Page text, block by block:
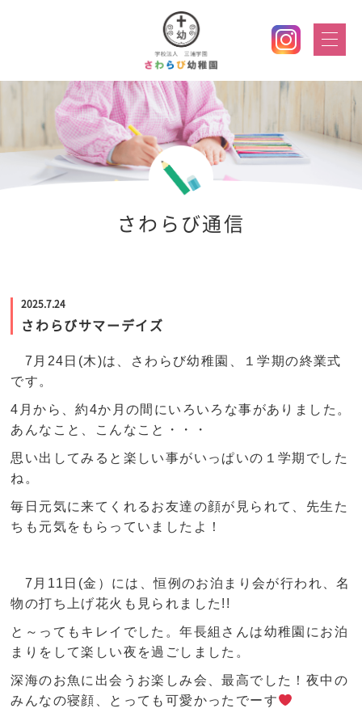
さわらび通信
2025.7.24
さわらびサマーデイズ
7月24日(木)は、さわらび幼稚園、１学期の終業式
です。
4月から、約4か月の間にいろいろな事がありました。
あんなこと、こんなこと・・・
思い出してみると楽しい事がいっぱいの１学期でした
ね。
毎日元気に来てくれるお友達の顔が見られて、先生た
ちも元気をもらっていましたよ！
7月11日(金）には、恒例のお泊まり会が行われ、名
物の打ち上げ花火も見られました!!
と～ってもキレイでした。年長組さんは幼稚園にお泊
ま りをして楽しい夜を過ごしました。
深海のお魚に出会うお楽しみ会、最高でした！夜中の
みんなの寝顔、とっても可愛かったでーす